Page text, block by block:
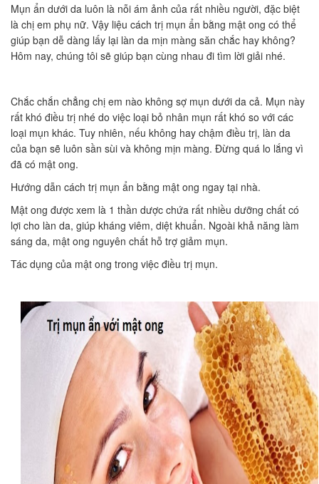
Mụn ẩn dưới da luôn là nỗi ám ảnh của rất nhiều người, đặc biệt
là chị em phụ nữ. Vậy liệu cách trị mụn ẩn bằng mật ong có thể
giúp bạn dễ dàng lấy lại làn da mịn màng săn chắc hay không?
Hôm nay, chúng tôi sẽ giúp bạn cùng nhau đi tìm lời giải nhé.
Chắc chắn chẳng chị em nào không sợ mụn dưới da cả. Mụn này
rất khó điều trị nhé do việc loại bỏ nhân mụn rất khó so với các
loại mụn khác. Tuy nhiên, nếu không hay chậm điều trị, làn da
của bạn sẽ luôn sần sùi và không mịn màng. Đừng quá lo lắng vì
đã có mật ong.
Hướng dẫn cách trị mụn ẩn bằng mật ong ngay tại nhà.
Mật ong được xem là 1 thần dược chứa rất nhiều dưỡng chất có
lợi cho làn da, giúp kháng viêm, diệt khuẩn. Ngoài khả năng làm
sáng da, mật ong nguyên chất hỗ trợ giảm mụn.
Tác dụng của mật ong trong việc điều trị mụn.